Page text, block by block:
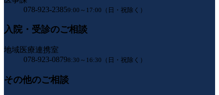
078-923-23859:00～17:00（日・祝除く）
入院・受診のご相談
地域医療連携室
078-923-08798:30～16:30（日・祝除く）
その他のご相談